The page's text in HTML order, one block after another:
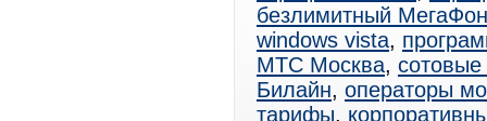
безлимитный МегаФон
windows vista,
МТС Москва,
Билайн, операторы
тарифы,